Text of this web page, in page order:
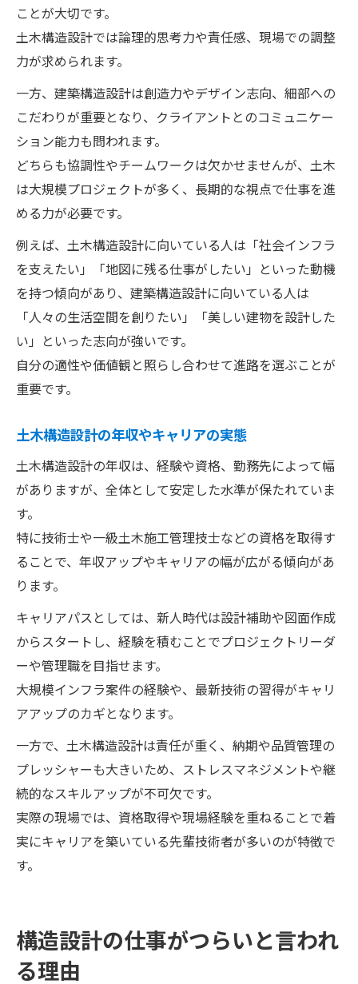
ことが大切です。
土木構造設計では論理的思考力や責任感、現場での調整
力が求められます。
一方、建築構造設計は創造力やデザイン志向、細部への
こだわりが重要となり、クライアントとのコミュニケー
ション能力も問われます。
どちらも協調性やチームワークは欠かせませんが、土木
は大規模プロジェクトが多く、長期的な視点で仕事を進
める力が必要です。
例えば、土木構造設計に向いている人は「社会インフラ
を支えたい」「地図に残る仕事がしたい」といった動機
を持つ傾向があり、建築構造設計に向いている人は
「人々の生活空間を創りたい」「美しい建物を設計した
い」といった志向が強いです。
自分の適性や価値観と照らし合わせて進路を選ぶことが
重要です。
土木構造設計の年収やキャリアの実態
土木構造設計の年収は、経験や資格、勤務先によって幅
がありますが、全体として安定した水準が保たれていま
す。
特に技術士や一級土木施工管理技士などの資格を取得す
ることで、年収アップやキャリアの幅が広がる傾向があ
ります。
キャリアパスとしては、新人時代は設計補助や図面作成
からスタートし、経験を積むことでプロジェクトリーダ
ーや管理職を目指せます。
大規模インフラ案件の経験や、最新技術の習得がキャリ
アアップのカギとなります。
一方で、土木構造設計は責任が重く、納期や品質管理の
プレッシャーも大きいため、ストレスマネジメントや継
続的なスキルアップが不可欠です。
実際の現場では、資格取得や現場経験を重ねることで着
実にキャリアを築いている先輩技術者が多いのが特徴で
す。
構造設計の仕事がつらいと言われ
る理由